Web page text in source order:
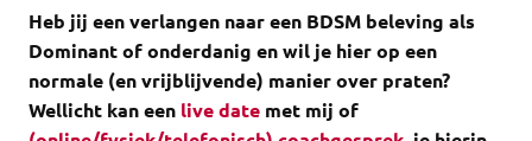
Heb jij een verlangen naar een BDSM beleving als
Dominant of onderdanig en wil je hier op een
normale (en vrijblijvende) manier over praten?
Wellicht kan een live date met mij of